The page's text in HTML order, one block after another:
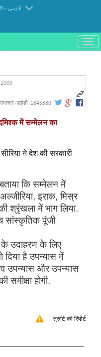
.فارسی
ب
ا
समाचार आईडी: 1845380
में सम्मेलन का
ने देश की सरकारी
कि सम्मेलन में
इराक, मिस्र
श्रृंखला में भाग लिया.
सांस्कृतिक पूंजी
उदाहरण के लिए
है उपन्यास में
उपन्यास और उपन्यास
होगी.
त्रुटि की रिपोर्ट